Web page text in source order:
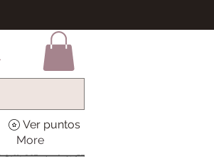
More
Ver puntos